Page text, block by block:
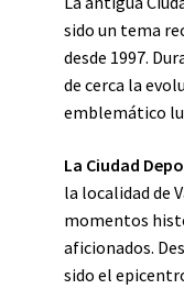
sido un tema
desde 1997.
de cerca la
emblemático
La Ciudad
la localidad de
momentos
aficionados.
sido el